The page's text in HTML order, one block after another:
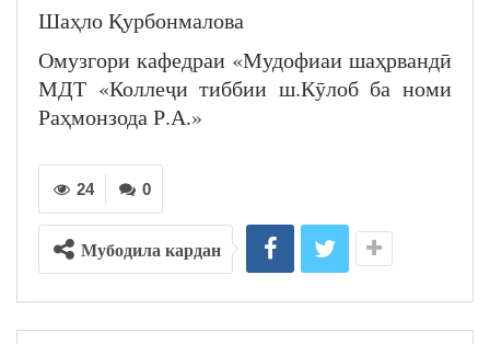
Шаҳло Қурбонмалова
Омузгори кафедраи «Мудофиаи шаҳрвандӣ
МДТ «Коллеҷи тиббии ш.Кӯлоб ба номи
Раҳмонзода Р.А.»
0
24
Мубодила кардан